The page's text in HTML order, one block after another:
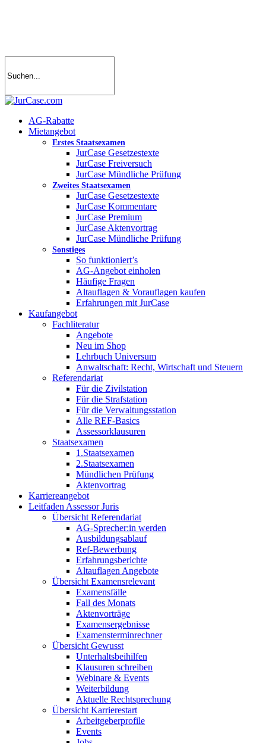
search
account
Menu
AG-Rabatte
Mietangebot
Erstes Staatsexamen
JurCase Gesetzestexte
JurCase Freiversuch
JurCase Mündliche Prüfung
Zweites Staatsexamen
JurCase Gesetzestexte
JurCase Kommentare
JurCase Premium
JurCase Aktenvortrag
JurCase Mündliche Prüfung
Sonstiges
So funktioniert’s
AG-Angebot einholen
Häufige Fragen
Altauflagen & Vorauflagen kaufen
Erfahrungen mit JurCase
Kaufangebot
Fachliteratur
Angebote
Neu im Shop
Lehrbuch Universum
Anwaltschaft: Recht, Wirtschaft und Steuern
Referendariat
Für die Zivilstation
Für die Strafstation
Für die Verwaltungsstation
Alle REF-Basics
Assessorklausuren
Staatsexamen
1.Staatsexamen
2.Staatsexamen
Mündlichen Prüfung
Aktenvortrag
Karriereangebot
Leitfaden Assessor Juris
Übersicht Referendariat
AG-Sprecher:in werden
Ausbildungsablauf
Ref-Bewerbung
Erfahrungsberichte
Altauflagen Angebote
Übersicht Examensrelevant
Examensfälle
Fall des Monats
Aktenvorträge
Examensergebnisse
Examensterminrechner
Übersicht Gewusst
Unterhaltsbeihilfen
Klausuren schreiben
Webinare & Events
Weiterbildung
Aktuelle Rechtsprechung
Übersicht Karrierestart
Arbeitgeberprofile
Events